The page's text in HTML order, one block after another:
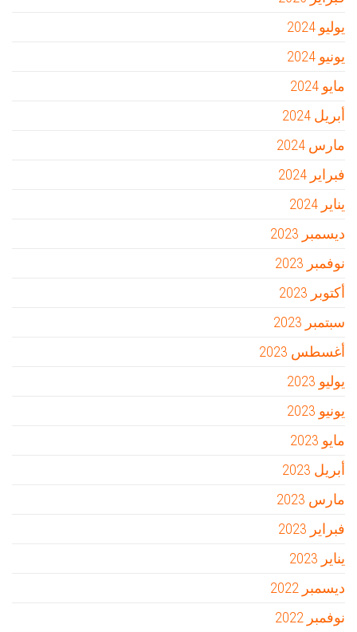
يوليو 2024
يونيو 2024
مايو 2024
أبريل 2024
مارس 2024
فبراير 2024
يناير 2024
ديسمبر 2023
نوفمبر 2023
أكتوبر 2023
سبتمبر 2023
أغسطس 2023
يوليو 2023
يونيو 2023
مايو 2023
أبريل 2023
مارس 2023
فبراير 2023
يناير 2023
ديسمبر 2022
نوفمبر 2022